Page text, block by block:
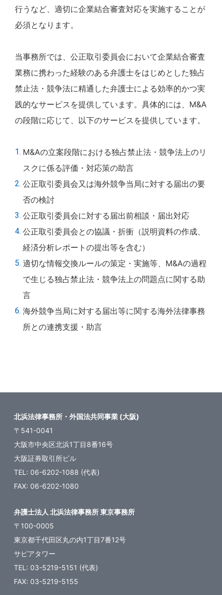
行うなど、適切に企業結合審査対応を実施することが
必須となります。
当事務所では、公正取引委員会において企業結合審査
業務に携わった経験のある弁護士をはじめとした独占
禁止法・競争法に精通した弁護士による効率的かつ実
践的なサービスを提供しています。具体的には、M&A
の段階に応じて、以下のサービスを提供しています。
M&Aの立案段階における独占禁止法・競争法上のリ
スクに係る評価・対応策の助言
公正取引委員会又は海外競争当局に対する届出の要
否の検討
公正取引委員会に対する届出前相談・届出対応
公正取引委員会との協議・折衝（説明資料の作成、
経済分析レポートの提出等を含む）
適切な情報交換ルールの策定・実施等、M&Aの過程
で生じる独占禁止法・競争法上の問題点に関する助
言
海外競争当局に対する届出等に関する海外法律事務
所との連携支援・助言
北浜法律事務所・外国法共同事業 (大阪)
〒541-0041
大阪市中央区北浜1丁目8番16号
大阪証券取引所ビル
TEL: 06-6202-1088 (代表)
FAX: 06-6202-1080
弁護士法人 北浜法律事務所 東京事務所
〒100-0005
東京都千代田区丸の内1丁目7番12号
サピアタワー
TEL: 03-5219-5151 (代表)
FAX: 03-5219-5155